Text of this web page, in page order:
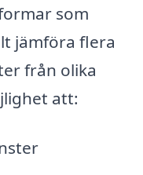
som
jämföra flera
från olika
att: